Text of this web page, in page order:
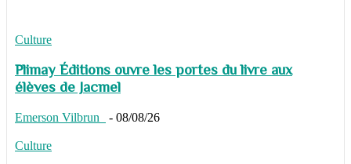
Culture
Plimay Éditions ouvre les portes du livre aux
élèves de Jacmel
Emerson Vilbrun - 08/08/26
Culture